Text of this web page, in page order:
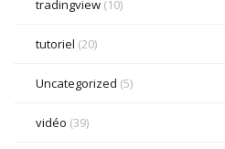
tradingview (10)
tutoriel (20)
Uncategorized (5)
vidéo (39)